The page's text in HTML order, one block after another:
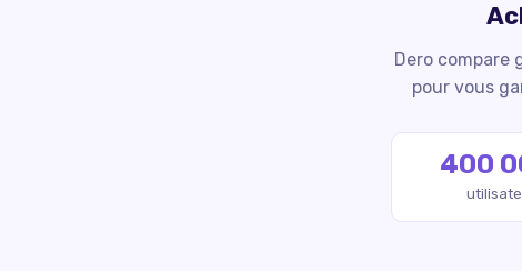
Dero compare
pour vous
400